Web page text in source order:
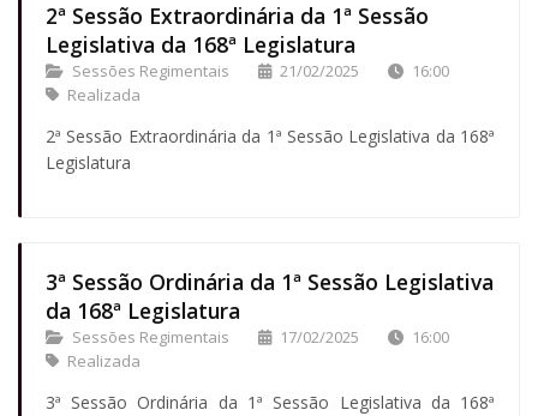
2ª Sessão Extraordinária da 1ª Sessão
Legislativa da 168ª Legislatura
Sessões Regimentais 21/02/2025
16:00
Realizada
2ª Sessão Extraordinária da 1ª Sessão Legislativa da 168ª
Legislatura
3ª Sessão Ordinária da 1ª Sessão Legislativa
da 168ª Legislatura
Sessões Regimentais 17/02/2025
16:00
Realizada
3ª Sessão Ordinária da 1ª Sessão Legislativa da 168ª